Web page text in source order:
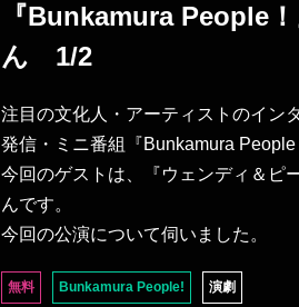
『Bunkamura People
ん 1/2
注目の文化人・アーティストのイン
発信・ミニ番組『Bunkamura People
今回のゲストは、『ウェンディ＆ピ
んです。
今回の公演について伺いました。
無料 Bunkamura People! 演劇